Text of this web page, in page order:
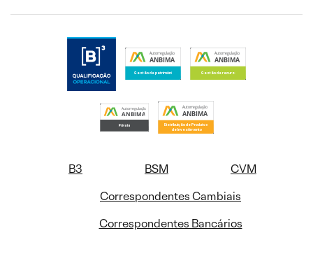
B3 BSM
CVM
Correspondentes Cambiais
Correspondentes Bancários